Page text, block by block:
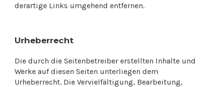
derartige Links umgehend entfernen.
Urheberrecht
Die durch die Seitenbetreiber erstellten Inhalte und
Werke auf diesen Seiten unterliegen dem
Urheberrecht. Die Vervielfältigung, Bearbeitung,